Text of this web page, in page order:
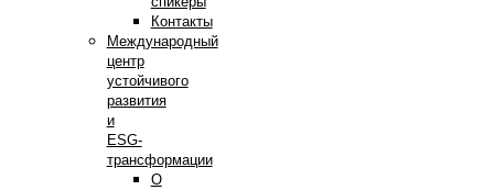
Контакты
Международный
центр
устойчивого
развития
и
ESG-
трансформации
О